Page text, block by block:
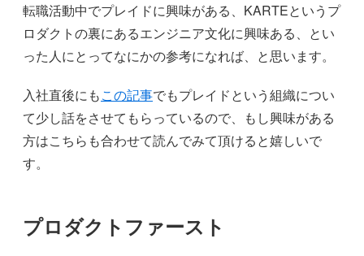
転職活動中でプレイドに興味がある、KARTEというプ
ロダクトの裏にあるエンジニア文化に興味ある、とい
った人にとってなにかの参考になれば、と思います。
入社直後にもこの記事でもプレイドという組織につい
て少し話をさせてもらっているので、もし興味がある
方はこちらも合わせて読んでみて頂けると嬉しいで
す。
プロダクトファースト